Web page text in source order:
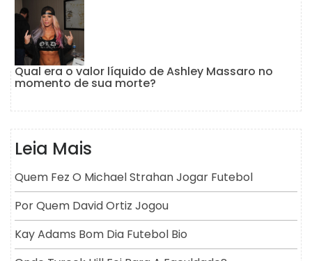
Qual era o valor líquido de Ashley Massaro no
momento de sua morte?
Leia Mais
Quem Fez O Michael Strahan Jogar Futebol
Por Quem David Ortiz Jogou
Kay Adams Bom Dia Futebol Bio